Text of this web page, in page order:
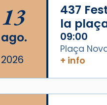
13
ago.
2026
437
la
09:00
Plaça
+ info